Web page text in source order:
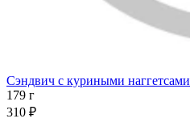
Сэндвич с куриными наггетсами
179 г
310 ₽